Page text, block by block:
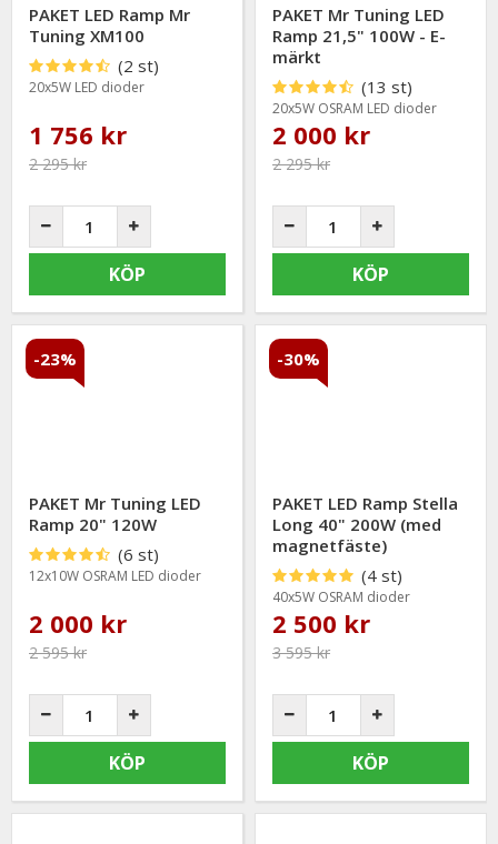
PAKET LED Ramp Mr
Tuning XM100
(2 st)
20x5W LED dioder
1 756 kr
2 295 kr
KÖP
PAKET Mr Tuning LED
Ramp 21,5" 100W - E-
märkt
(13 st)
20x5W OSRAM LED dioder
2 000 kr
2 295 kr
KÖP
-23%
PAKET Mr Tuning LED
Ramp 20" 120W
(6 st)
12x10W OSRAM LED dioder
2 000 kr
2 595 kr
KÖP
-30%
PAKET LED Ramp Stella
Long 40" 200W (med
magnetfäste)
(4 st)
40x5W OSRAM dioder
2 500 kr
3 595 kr
KÖP